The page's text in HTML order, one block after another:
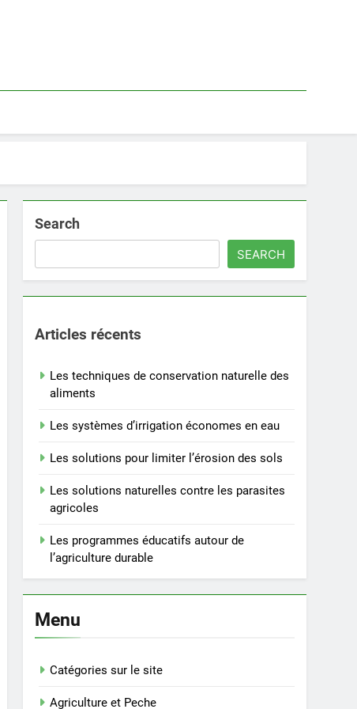
Search
SEARCH
Articles récents
Les techniques de conservation naturelle des
aliments
Les systèmes d’irrigation économes en eau
Les solutions pour limiter l’érosion des sols
Les solutions naturelles contre les parasites
agricoles
Les programmes éducatifs autour de
l’agriculture durable
Menu
Catégories sur le site
Agriculture et Peche